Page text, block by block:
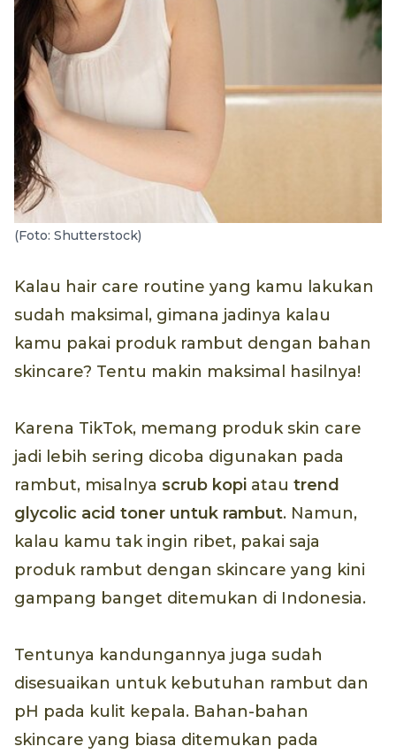
(Foto: Shutterstock)
Kalau hair care routine yang kamu lakukan
sudah maksimal, gimana jadinya kalau
kamu pakai produk rambut dengan bahan
skincare? Tentu makin maksimal hasilnya!
Karena TikTok, memang produk skin care
jadi lebih sering dicoba digunakan pada
rambut, misalnya scrub kopi atau trend
glycolic acid toner untuk rambut. Namun,
kalau kamu tak ingin ribet, pakai saja
produk rambut dengan skincare yang kini
gampang banget ditemukan di Indonesia.
Tentunya kandungannya juga sudah
disesuaikan untuk kebutuhan rambut dan
pH pada kulit kepala. Bahan-bahan
skincare yang biasa ditemukan pada